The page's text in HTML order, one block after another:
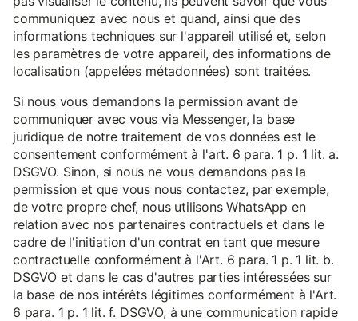
communiquez avec nous et quand, ainsi que des
informations techniques sur l'appareil utilisé et, selon
les paramètres de votre appareil, des informations de
localisation (appelées métadonnées) sont traitées.
Si nous vous demandons la permission avant de
communiquer avec vous via Messenger, la base
juridique de notre traitement de vos données est le
consentement conformément à l'art. 6 para. 1 p. 1 lit. a.
DSGVO. Sinon, si nous ne vous demandons pas la
permission et que vous nous contactez, par exemple,
de votre propre chef, nous utilisons WhatsApp en
relation avec nos partenaires contractuels et dans le
cadre de l'initiation d'un contrat en tant que mesure
contractuelle conformément à l'Art. 6 para. 1 p. 1 lit. b.
DSGVO et dans le cas d'autres parties intéressées sur
la base de nos intérêts légitimes conformément à l'Art.
6 para. 1 p. 1 lit. f. DSGVO, à une communication rapide